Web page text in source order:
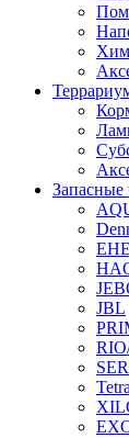
Запасные
JBL